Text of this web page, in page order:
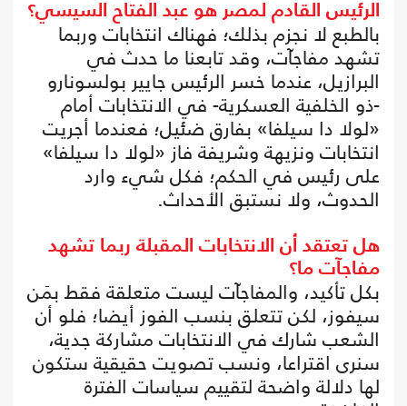
الرئيس القادم لمصر هو عبد الفتاح السيسي؟
بالطبع لا نجزم بذلك؛ فهناك انتخابات وربما
تشهد مفاجآت، وقد تابعنا ما حدث في
البرازيل، عندما خسر الرئيس جايير بولسونارو
-ذو الخلفية العسكرية- في الانتخابات أمام
«لولا دا سيلفا» بفارق ضئيل؛ فعندما أجريت
انتخابات ونزيهة وشريفة فاز «لولا دا سيلفا»
على رئيس في الحكم؛ فكل شيء وارد
الحدوث، ولا نستبق الأحداث.
هل تعتقد أن الانتخابات المقبلة ربما تشهد
مفاجآت ما؟
بكل تأكيد، والمفاجآت ليست متعلقة فقط بمَن
سيفوز، لكن تتعلق بنسب الفوز أيضا؛ فلو أن
الشعب شارك في الانتخابات مشاركة جدية،
سنرى اقتراعا، ونسب تصويت حقيقية ستكون
لها دلالة واضحة لتقييم سياسات الفترة